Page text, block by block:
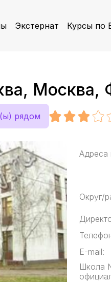
Экстернат Курсы по
Москва,
рядом
Адреса
Округ/
E-mail:
Школа